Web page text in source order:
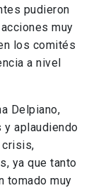
pudieron
muy
los comités
a nivel
Delpiano,
aplaudiendo
crisis,
ya que tanto
tomado muy